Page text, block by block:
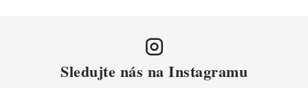
Sledujte nás na Instagramu